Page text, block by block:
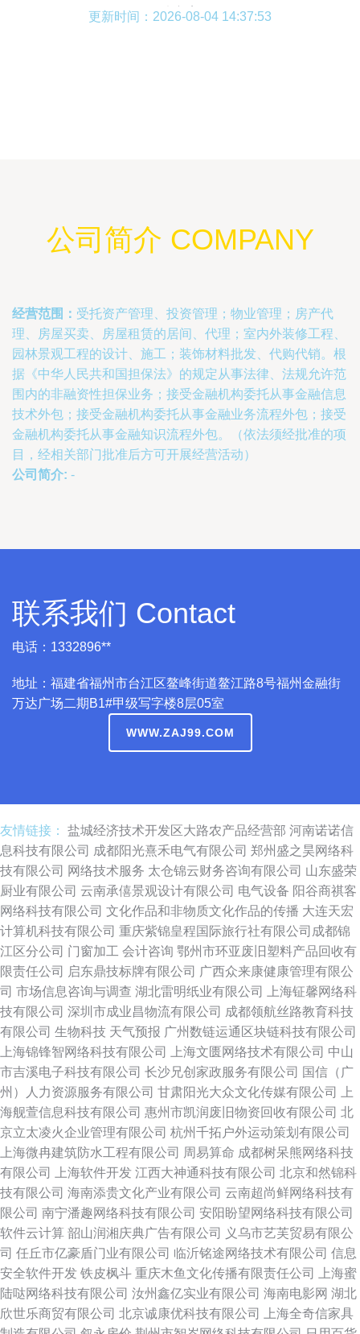
决方案
更新时间：2026-08-04 14:37:53
公司简介 COMPANY
经营范围： 受托资产管理、投资管理；物业管理；房产代
理、房屋买卖、房屋租赁的居间、代理；室内外装修工程、
园林景观工程的设计、施工；装饰材料批发、代购代销。根
据《中华人民共和国担保法》的规定从事法律、法规允许范
围内的非融资性担保业务；接受金融机构委托从事金融信息
技术外包；接受金融机构委托从事金融业务流程外包；接受
金融机构委托从事金融知识流程外包。（依法须经批准的项
目，经相关部门批准后方可开展经营活动）
公司简介: -
联系我们 Contact
电话：1332896**
地址：福建省福州市台江区鳌峰街道鳌江路8号福州金融街
万达广场二期B1#甲级写字楼8层05室
WWW.ZAJ99.COM
友情链接： 盐城经济技术开发区大路农产品经营部 河南诺诺信
息科技有限公司 成都阳光熹禾电气有限公司 郑州盛之昊网络科
技有限公司 网络技术服务 太仓锦云财务咨询有限公司 山东盛荣
厨业有限公司 云南承僖景观设计有限公司 电气设备 阳谷商祺客
网络科技有限公司 文化作品和非物质文化作品的传播 大连天宏
计算机科技有限公司 重庆紫锦皇程国际旅行社有限公司成都锦
江区分公司 门窗加工 会计咨询 鄂州市环亚废旧塑料产品回收有
限责任公司
启东鼎技标牌有限公司 广西众来康健康管理有限公
司 市场信息咨询与调查 湖北雷明纸业有限公司
上海钲馨网络科
技有限公司 深圳市成业昌物流有限公司 成都领航丝路教育科技
有限公司 生物科技 天气预报 广州数链运通区块链科技有限公司
上海锦锋智网络科技有限公司
上海文匮网络技术有限公司 中山
市吉溪电子科技有限公司 长沙兄创家政服务有限公司 国信（广
州）人力资源服务有限公司 甘肃阳光大众文化传媒有限公司
上
海舰萱信息科技有限公司 惠州市凯润废旧物资回收有限公司 北
京立太凌火企业管理有限公司 杭州千拓户外运动策划有限公司
上海微冉建筑防水工程有限公司 周易算命 成都树呆熊网络科技
有限公司
上海软件开发 江西大神通科技有限公司 北京和然锦科
技有限公司 海南添贵文化产业有限公司 云南超尚鲜网络科技有
限公司 南宁潘趣网络科技有限公司 安阳盼望网络科技有限公司
软件云计算 韶山润湘庆典广告有限公司
义乌市艺芙贸易有限公
司 任丘市亿豪盾门业有限公司 临沂铭途网络技术有限公司 信息
安全软件开发 铁皮枫斗 重庆木鱼文化传播有限责任公司
上海蜜
陆哒网络科技有限公司 汝州鑫亿实业有限公司 海南电影网 湖北
欣世乐商贸有限公司 北京诚康优科技有限公司
上海全奇信家具